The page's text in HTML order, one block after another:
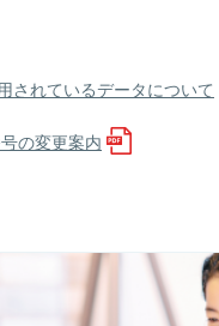
されているデータについて
の変更案内